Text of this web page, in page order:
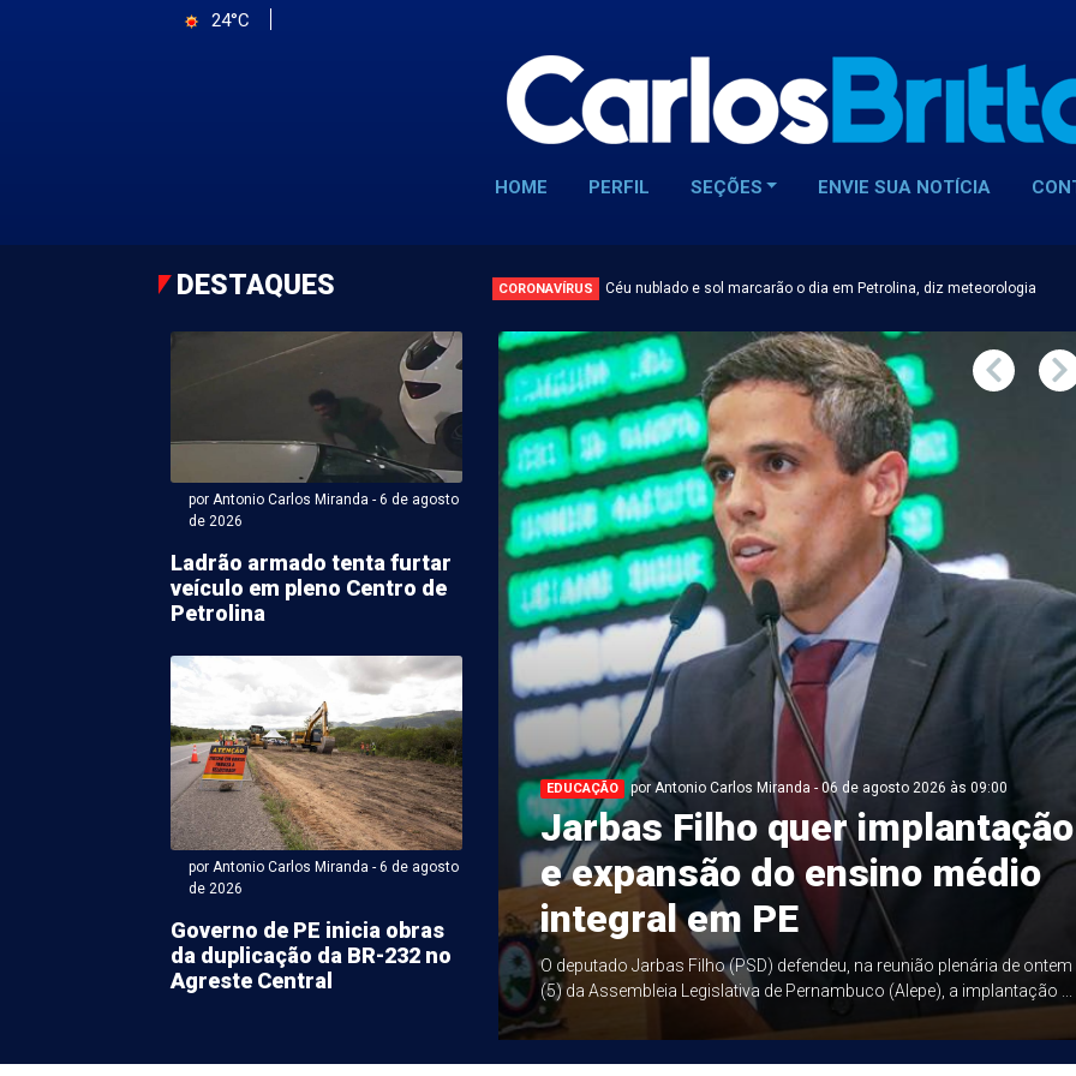
24°C
HOME PERFIL SEÇÕES ENVIE SUA NOTÍCIA
DESTAQUES CORONAVÍRUS Céu nublado e sol marcarão o dia em Petrolina, diz meteorologia
por Antonio Carlos Miranda - 6 de agosto
de 2026
Ladrão armado tenta furtar
veículo em pleno Centro de
Petrolina
por Antonio Carlos Miranda - 6 de agosto
de 2026
Governo de PE inicia obras
da duplicação da BR-232 no
Agreste Central
Carlos Miranda - 06 de agosto 2026 às 06:20
ser de céu
e possibilidade de
moderado em
tem expectativa de céu ensolarado em Petrolina, com
possibilidade remota de chuvas. O serviço ...
EDUCAÇÃO por Antonio Carlos Miranda - 06 de agosto 2026 às 09:00
Jarbas Filho quer implantação
e expansão do ensino médio
integral em PE
O deputado Jarbas Filho (PSD) defendeu, na reunião plenária de ontem
(5) da Assembleia Legislativa de Pernambuco (Alepe), a implantação ...